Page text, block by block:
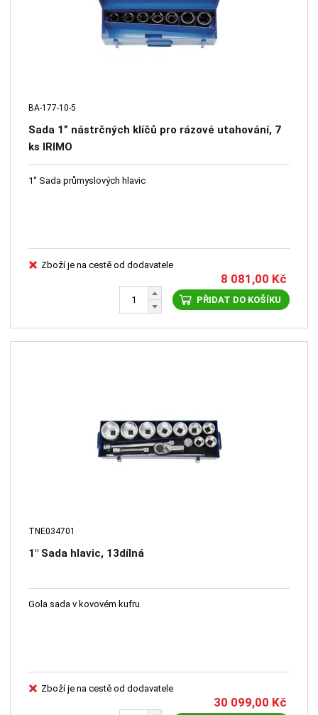
BA-177-10-5
Sada 1” nástrčných klíčů pro rázové utahování, 7
ks IRIMO
1“ Sada průmyslových hlavic
Zboží je na cestě od dodavatele
8 081,00 Kč
PŘIDAT DO KOŠÍKU
TNE034701
1" Sada hlavic, 13dílná
Gola sada v kovovém kufru
Zboží je na cestě od dodavatele
30 099,00 Kč